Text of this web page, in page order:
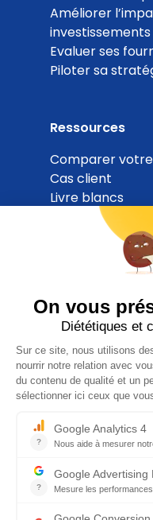
Améliorer
investissements
Evaluer ses
Piloter sa
Ressources
Comparer
Cas client
Livre blancs
ESG Navigator
ESG Budget
A propos
Demander une
Nous rejoindre
Nous contacter
Page presse
Inscrivez-vous